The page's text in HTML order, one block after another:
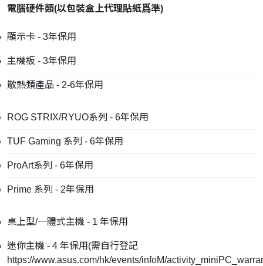
電腦硬件類(以包裝盒上代理貼紙爲準)
顯示卡 - 3年保用
主機板 - 3年保用
散熱類產品 - 2-6年保用
ROG STRIX/RYUO系列 - 6年保用
TUF Gaming 系列 - 6年保用
ProArt系列 - 6年保用
Prime 系列 - 2年保用
桌上型/一體式主機 - 1 年保用
迷你主機 - 4 年保用(需自行登記
https://www.asus.com/hk/events/infoM/